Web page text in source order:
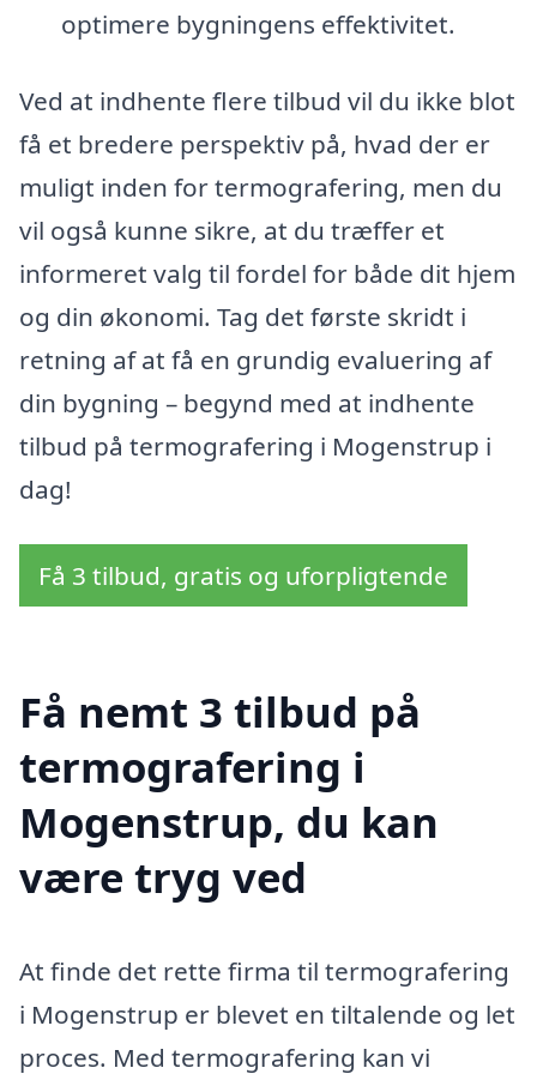
optimere bygningens effektivitet.
Ved at indhente flere tilbud vil du ikke blot
få et bredere perspektiv på, hvad der er
muligt inden for termografering, men du
vil også kunne sikre, at du træffer et
informeret valg til fordel for både dit hjem
og din økonomi. Tag det første skridt i
retning af at få en grundig evaluering af
din bygning – begynd med at indhente
tilbud på termografering i Mogenstrup i
dag!
Få 3 tilbud, gratis og uforpligtende
Få nemt 3 tilbud på
termografering i
Mogenstrup, du kan
være tryg ved
At finde det rette firma til termografering
i Mogenstrup er blevet en tiltalende og let
proces. Med termografering kan vi